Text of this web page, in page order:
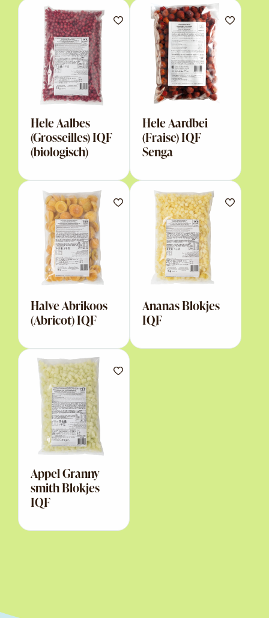
Hele Aalbes
(Grosseilles) IQF
(biologisch)
Hele Aardbei
(Fraise) IQF
Senga
Halve Abrikoos
(Abricot) IQF
Ananas Blokjes
IQF
Appel Granny
smith Blokjes
IQF